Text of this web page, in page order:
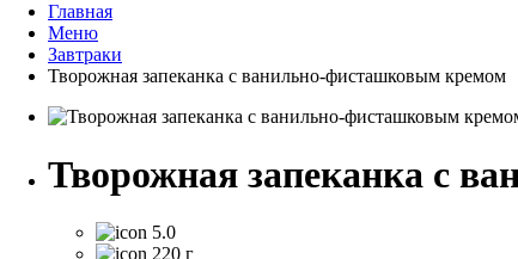
Главная
Меню
Завтраки
Творожная запеканка с ванильно‑фисташковым кремом
Творожная запеканка с
5.0
220 г